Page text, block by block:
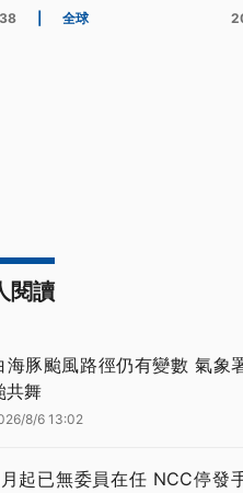
全球
閱讀
海豚颱風路徑仍有變數 氣象
共舞
8/6 13:02
起已無委員在任 NCC停發